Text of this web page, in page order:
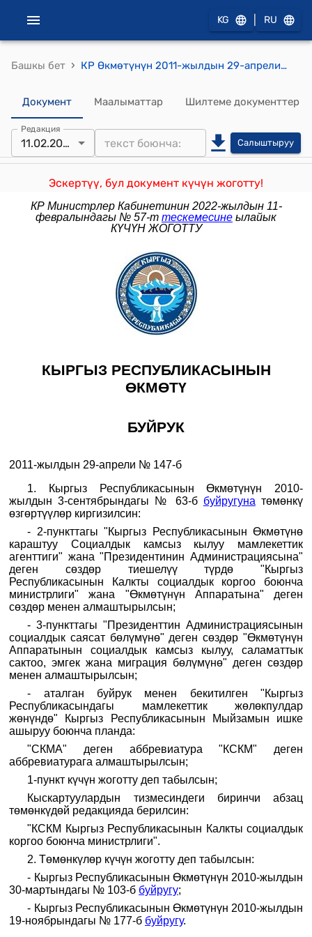
KG RU
Башкы бет › КР Өкмөтүнүн 2011-жылдын 29-апрелиндеги № 147-б (Кыргыз Республикасынын Өкмөтүнүн 2010-жылдын 3-сентябрындагы № 63-б буйругуна өзгөртүүлөрдү киргизүү тууралуу) буйругу
Документ Маалыматтар Шилтеме документтер
Редакция
11.02.2022 Салыштыруу
Эскертүү, бул документ күчүн жоготту!